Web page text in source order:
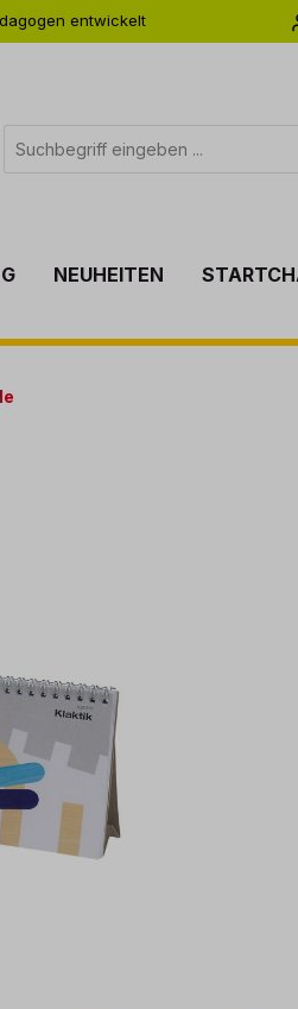
entwickelt
NEUHEITEN